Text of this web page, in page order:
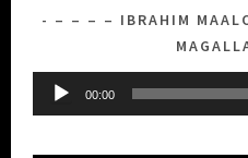
– – – – IBRAHIM
Lecteur
00:00